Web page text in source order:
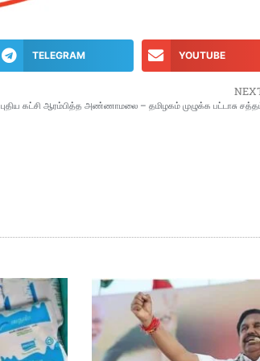
TELEGRAM YOUTUBE
புதிய கட்சி ஆரம்பித்த அண்ணாமலை – தமிழகம் முழுக்க பட்டாசு